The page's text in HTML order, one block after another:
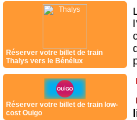
Réserver votre billet de train
Thalys vers le Bénélux
Réserver votre billet de train low-
cost Ouigo